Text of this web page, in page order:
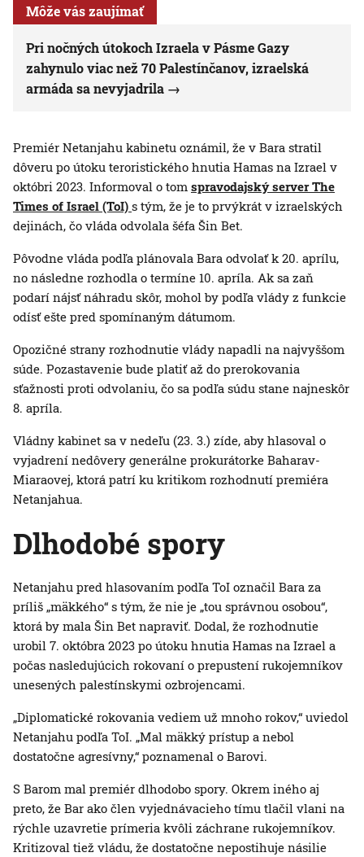
Môže vás zaujímať
Pri nočných útokoch Izraela v Pásme Gazy
zahynulo viac než 70 Palestínčanov, izraelská
armáda sa nevyjadrila
Premiér Netanjahu kabinetu oznámil, že v Bara stratil
dôveru po útoku teroristického hnutia Hamas na Izrael v
októbri 2023. Informoval o tom spravodajský server The
Times of Israel (ToI) s tým, že je to prvýkrát v izraelských
dejinách, čo vláda odvolala šéfa Šin Bet.
Pôvodne vláda podľa plánovala Bara odvolať k 20. aprílu,
no následne rozhodla o termíne 10. apríla. Ak sa zaň
podarí nájsť náhradu skôr, mohol by podľa vlády z funkcie
odísť ešte pred spomínaným dátumom.
Opozičné strany rozhodnutie vlády napadli na najvyššom
súde. Pozastavenie bude platiť až do prerokovania
sťažnosti proti odvolaniu, čo sa podľa súdu stane najneskôr
8. apríla.
Vládny kabinet sa v nedeľu (23. 3.) zíde, aby hlasoval o
vyjadrení nedôvery generálne prokurátorke Baharav-
Miaraovej, ktorá patrí ku kritikom rozhodnutí premiéra
Netanjahua.
Dlhodobé spory
Netanjahu pred hlasovaním podľa ToI označil Bara za
príliš „mäkkého“ s tým, že nie je „tou správnou osobou“,
ktorá by mala Šin Bet napraviť. Dodal, že rozhodnutie
urobil 7. októbra 2023 po útoku hnutia Hamas na Izrael a
počas nasledujúcich rokovaní o prepustení rukojemníkov
unesených palestínskymi ozbrojencami.
„Diplomatické rokovania vediem už mnoho rokov,“ uviedol
Netanjahu podľa ToI. „Mal mäkký prístup a nebol
dostatočne agresívny,“ poznamenal o Barovi.
S Barom mal premiér dlhodobo spory. Okrem iného aj
preto, že Bar ako člen vyjednávacieho tímu tlačil vlani na
rýchle uzavretie prímeria kvôli záchrane rukojemníkov.
Kritizoval tiež vládu, že dostatočne nepostihuje násilie